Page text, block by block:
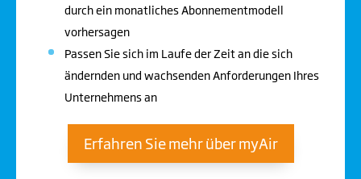
durch ein monatliches Abonnementmodell
vorhersagen
Passen Sie sich im Laufe der Zeit an die sich
ändernden und wachsenden Anforderungen Ihres
Unternehmens an
Erfahren Sie mehr über myAir